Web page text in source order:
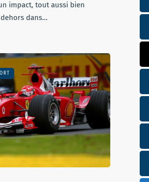
impact, tout aussi bien
dans…